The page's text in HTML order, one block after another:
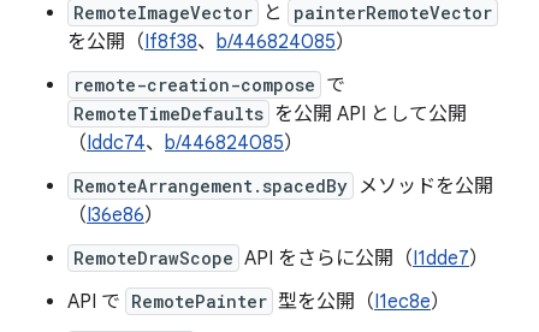
RemoteImageVector と painterRemoteVector
を公開（If8f38、 b/446824085）
remote-creation-compose で
RemoteTimeDefaults を公開 API として公開
（Iddc74、 b/446824085）
RemoteArrangement.spacedBy メソッドを公開
（I36e86）
RemoteDrawScope API をさらに公開（I1dde7）
API で RemotePainter 型を公開（I1ec8e）